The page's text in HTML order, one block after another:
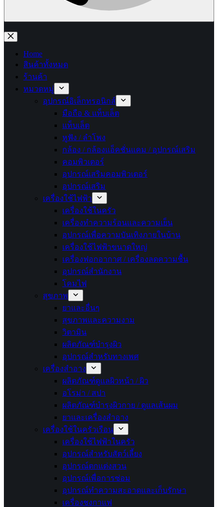
No
results
Home
สินค้าทั้งหมด
ร้านค้า
หมวดหมู่
อุปกรณ์อิเล็กทรอนิกส์
มือถือ & แท็บเล็ต
แท็บเล็ต
หูฟัง / ลำโพง
กล้อง / กล้องแอ็คชั่นแคม / อุปกรณ์เสริม
คอมพิวเตอร์
อุปกรณ์เสริมคอมพิวเตอร์
อุปกรณ์เสริม
เครื่องใช้ไฟฟ้า
เครื่องใช้ในครัว
เครื่องทำความร้อนและความเย็น
อุปกรณ์เพื่อความบันเทิงภายในบ้าน
เครื่องใช้ไฟฟ้าขนาดใหญ่
เครื่องฟอกอากาศ / เครื่องลดความชื้น
อุปกรณ์สำนักงาน
โคมไฟ
สุขภาพ
ยาและอื่นๆ
สุขภาพและความงาม
วิตามิน
ผลิตภัณฑ์บำรุงผิว
อุปกรณ์สำหรับทางเพศ
เครื่องสำอาง
ผลิตภัณฑ์ดูแลผิวหน้า / ผิว
อโรม่า / สปา
ผลิตภัณฑ์บำรุงผิวกาย / ดูแลเส้นผม
ยาและเครื่องสำอาง
เครื่องใช้ในครัวเรือน
เครื่องใช้ไฟฟ้าในครัว
อุปกรณ์สำหรับสัตว์เลี้ยง
อุปกรณ์ตกแต่งสวน
อุปกรณ์เพื่อการซ่อม
อุปกรณ์ทำความสะอาดและเก็บรักษา
เครื่องชงกาแฟ